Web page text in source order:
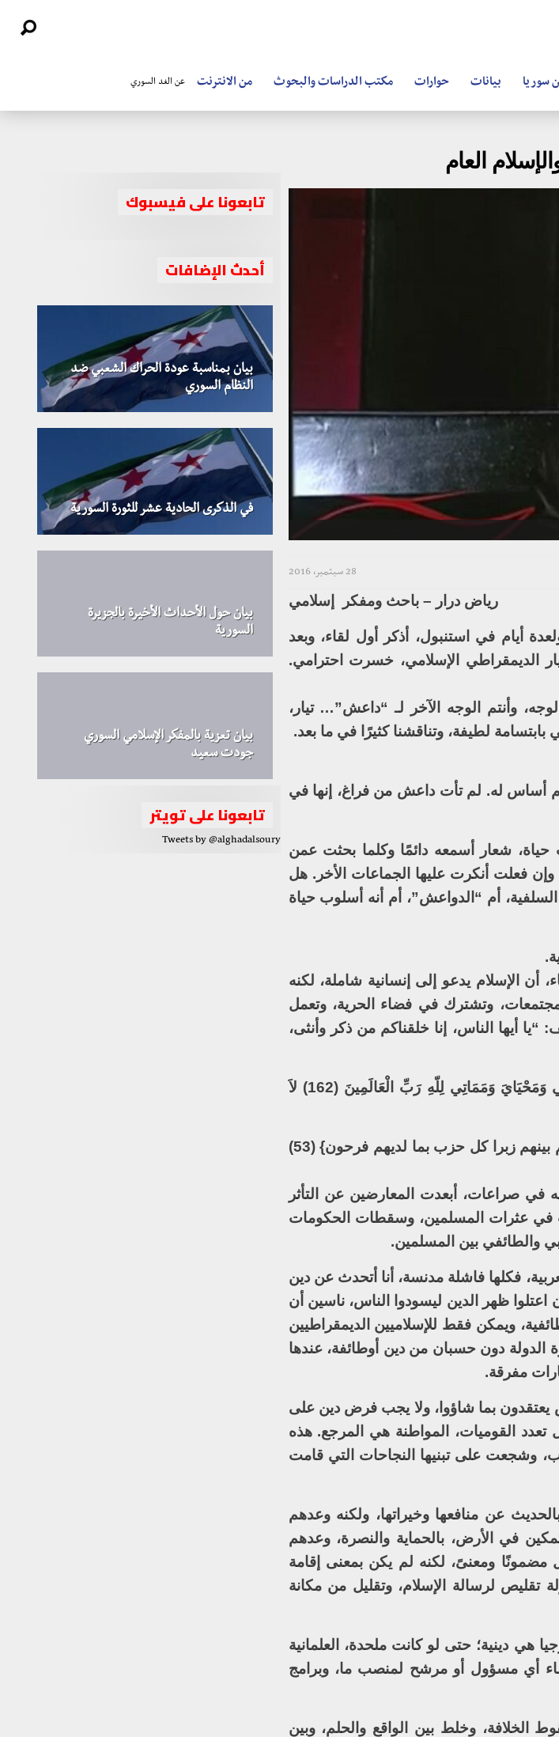
سوريا بيانات حوارات مكتب الدراسات والبحوث من الانترنت عن الغد السوري
العام
28 سبتمبر، 2016
رياض درار – باحث ومفكر إسلامي
أيام في استنبول، أذكر أول لقاء، وبعد
الديمقراطي الإسلامي، خسرت احترامي.
وأنتم الوجه الآخر لـ “داعش”… تيار،
لطيفة، وتناقشنا كثيرًا في ما بعد.
أساس له. لم تأت داعش من فراغ، إنها في
شعار أسمعه دائمًا وكلما بحثت عمن
وإن فعلت أنكرت عليها الجماعات الأخر. هل
أم “الدواعش”، أم أنه أسلوب حياة
أن الإسلام يدعو إلى إنسانية شاملة، لكنه
وتشترك في فضاء الحرية، وتعمل
“يا أيها الناس، إنا خلقناكم من ذكر وأنثى،
وأن الإسلام العام مقتضاه في قوله تعالى: {قُلْ إِنَّ صَلاَتِي وَنُسُكِي وَمَحْيَايَ وَمَمَاتِي لِلّهِ رَبِّ الْعَالَمِينَ (162) لاَ
أما الإسلام السياسي؛ فتختصره آية في كتاب الله: {فتقطعوا أمرهم بينهم زبرا كل حزب بما لديهم فرحون} (53)
في صراعات، أبعدت المعارضين عن التأثر
في عثرات المسلمين، وسقطات الحكومات
والطائفي بين المسلمين.
فكلها فاشلة مدنسة، أنا أتحدث عن دين
ظهر الدين ليسودوا الناس، ناسين أن
ويمكن فقط للإسلاميين الديمقراطيين
الدولة دون حسبان من دين أوطائفة، عندها
مفرقة.
يعتقدون بما شاؤوا، ولا يجب فرض دين على
تعدد القوميات، المواطنة هي المرجع. هذه
وشجعت على تبنيها النجاحات التي قامت
عن منافعها وخيراتها، ولكنه وعدهم
في الأرض، بالحماية والنصرة، وعدهم
ومعنىً، لكنه لم يكن بمعنى إقامة
تقليص لرسالة الإسلام، وتقليل من مكانة
هي دينية؛ حتى لو كانت ملحدة، العلمانية
أي مسؤول أو مرشح لمنصب ما، وبرامج
الخلافة، وخلط بين الواقع والحلم، وبين
تابعونا على فيسبوك
أحدث الإضافات
بيان بمناسبة عودة الحراك الشعبي ضد
النظام السوري
في الذكرى الحادية عشر للثورة السورية
بيان حول الأحداث الأخيرة بالجزيرة
السورية
بيان تعزية بالمفكر الإسلامي السوري
جودت سعيد
تابعونا على تويتر
Tweets by @alghadalsoury